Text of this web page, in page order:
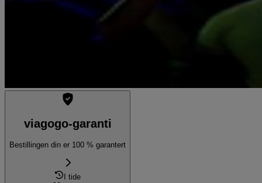
viagogo-garanti
Bestillingen din er 100 % garantert
I tide